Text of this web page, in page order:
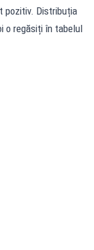
pozitiv. Distribuția
o regăsiți în tabelul